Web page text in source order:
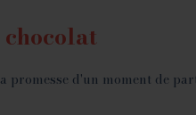
promesse d'un moment de